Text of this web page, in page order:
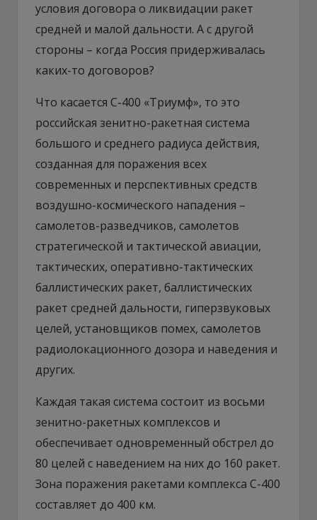
условия договора о ликвидации ракет
средней и малой дальности. А с другой
стороны – когда Россия придерживалась
каких-то договоров?
Что касается С-400 «Триумф», то это
российская зенитно-ракетная система
большого и среднего радиуса действия,
созданная для поражения всех
современных и перспективных средств
воздушно-космического нападения –
самолетов-разведчиков, самолетов
стратегической и тактической авиации,
тактических, оперативно-тактических
баллистических ракет, баллистических
ракет средней дальности, гиперзвуковых
целей, установщиков помех, самолетов
радиолокационного дозора и наведения и
других.
Каждая такая система состоит из восьми
зенитно-ракетных комплексов и
обеспечивает одновременный обстрел до
80 целей с наведением на них до 160 ракет.
Зона поражения ракетами комплекса С-400
составляет до 400 км.